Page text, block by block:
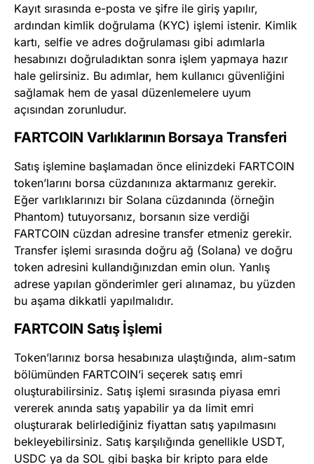
Kayıt sırasında e-posta ve şifre ile giriş yapılır,
ardından kimlik doğrulama (KYC) işlemi istenir. Kimlik
kartı, selfie ve adres doğrulaması gibi adımlarla
hesabınızı doğruladıktan sonra işlem yapmaya hazır
hale gelirsiniz. Bu adımlar, hem kullanıcı güvenliğini
sağlamak hem de yasal düzenlemelere uyum
açısından zorunludur.
FARTCOIN Varlıklarının Borsaya Transferi
Satış işlemine başlamadan önce elinizdeki FARTCOIN
token’larını borsa cüzdanınıza aktarmanız gerekir.
Eğer varlıklarınızı bir Solana cüzdanında (örneğin
Phantom) tutuyorsanız, borsanın size verdiği
FARTCOIN cüzdan adresine transfer etmeniz gerekir.
Transfer işlemi sırasında doğru ağ (Solana) ve doğru
token adresini kullandığınızdan emin olun. Yanlış
adrese yapılan gönderimler geri alınamaz, bu yüzden
bu aşama dikkatli yapılmalıdır.
FARTCOIN Satış İşlemi
Token’larınız borsa hesabınıza ulaştığında, alım-satım
bölümünden FARTCOIN’i seçerek satış emri
oluşturabilirsiniz. Satış işlemi sırasında piyasa emri
vererek anında satış yapabilir ya da limit emri
oluşturarak belirlediğiniz fiyattan satış yapılmasını
bekleyebilirsiniz. Satış karşılığında genellikle USDT,
USDC ya da SOL gibi başka bir kripto para elde